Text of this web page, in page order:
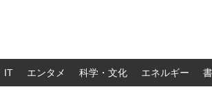
IT エンタメ 科学・文化 エネルギー